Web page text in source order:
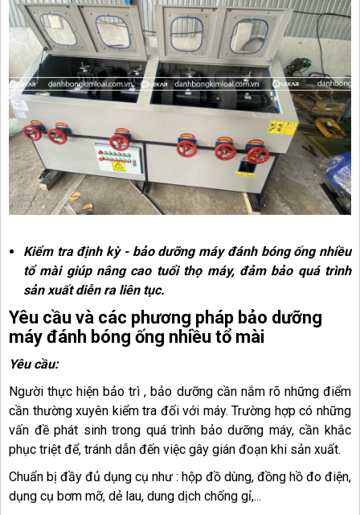
Kiểm tra định kỳ - bảo dưỡng máy đánh bóng ống nhiều
tổ mài giúp nâng cao tuổi thọ máy, đảm bảo quá trình
sản xuất diễn ra liên tục.
Yêu cầu và các phương pháp bảo dưỡng
máy đánh bóng ống nhiều tổ mài
Yêu cầu:
Người thực hiện bảo trì , bảo dưỡng cần nắm rõ những điểm
cần thường xuyên kiểm tra đối với máy. Trường hợp có những
vấn đề phát sinh trong quá trình bảo dưỡng máy, cần khắc
phục triệt để, tránh dẫn đến việc gây gián đoạn khi sản xuất.
Chuẩn bị đầy đủ dụng cụ như : hộp đồ dùng, đồng hồ đo điện,
dụng cụ bơm mỡ, dẻ lau, dung dịch chống gỉ,...